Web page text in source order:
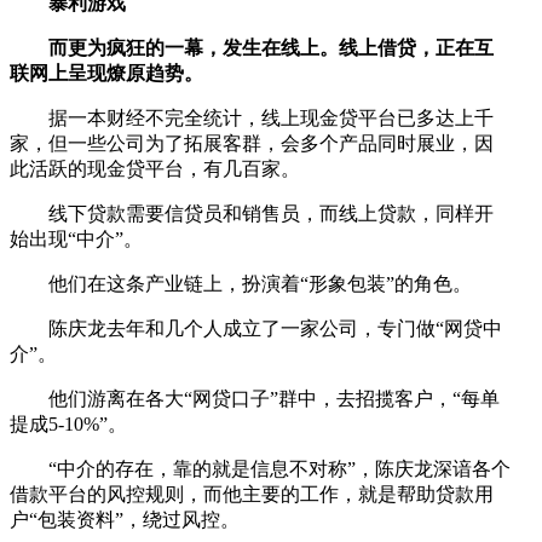
而更为疯狂的一幕，发生在线上。线上借贷，正在互
联网上呈现燎原趋势。
据一本财经不完全统计，线上现金贷平台已多达上千
家，但一些公司为了拓展客群，会多个产品同时展业，因
此活跃的现金贷平台，有几百家。
线下贷款需要信贷员和销售员，而线上贷款，同样开
始出现“中介”。
他们在这条产业链上，扮演着“形象包装”的角色。
陈庆龙去年和几个人成立了一家公司，专门做“网贷中
介”。
他们游离在各大“网贷口子”群中，去招揽客户，“每单
提成5-10%”。
“中介的存在，靠的就是信息不对称”，陈庆龙深谙各个
借款平台的风控规则，而他主要的工作，就是帮助贷款用
户“包装资料”，绕过风控。